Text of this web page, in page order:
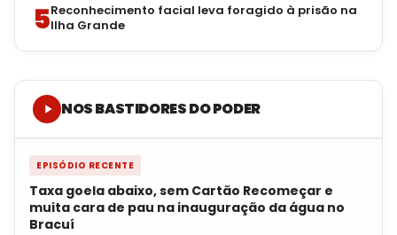
5Reconhecimento facial leva foragido à prisão na
Ilha Grande
NOS BASTIDORES DO PODER
EPISÓDIO RECENTE
Taxa goela abaixo, sem Cartão Recomeçar e
muita cara de pau na inauguração da água no
Bracuí